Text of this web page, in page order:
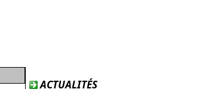
ACTUALITÉS